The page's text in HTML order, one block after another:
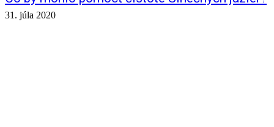
31. júla 2020